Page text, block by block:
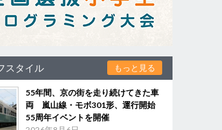
スタイル もっと見る
55年間、京の街を走り続けてきた車
両 嵐山線・モボ301形、運行開始
55周年イベントを開催